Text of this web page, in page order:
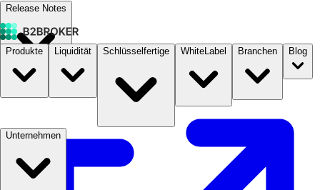
Release Notes
Dokumentation B2STORE
Produkte Liquidität Schlüsselfertige WhiteLabel Branchen Blog
Unternehmen